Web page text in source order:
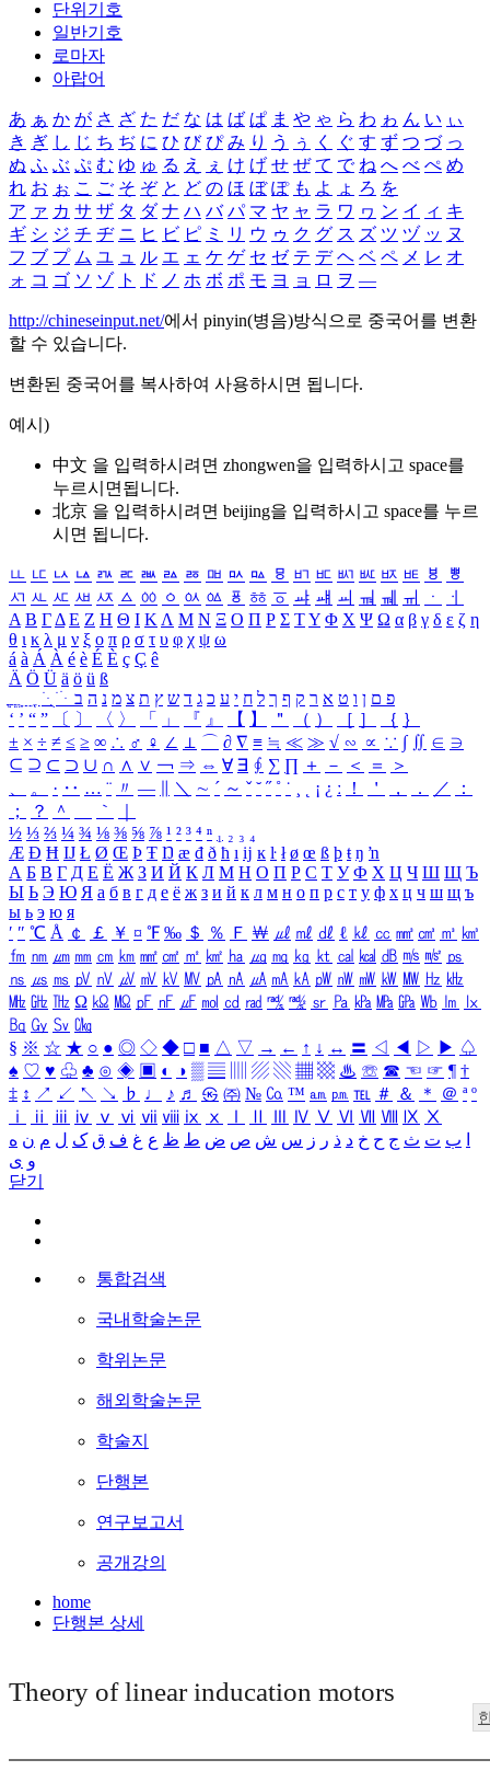
단위기호
일반기호
로마자
아랍어
あ ぁ か が さ ざ た だ な は ば ぱ ま や ゃ ら わ ゎ ん い ぃ
き ぎ し じ ち ぢ に ひ び ぴ み り う ぅ く ぐ す ず つ づ っ
ぬ ふ ぶ ぷ む ゆ ゅ る え ぇ け げ せ ぜ て で ね へ べ ぺ め
れ お ぉ こ ご そ ぞ と ど の ほ ぼ ぽ も よ ょ ろ を
ア ァ カ サ ザ タ ダ ナ ハ バ パ マ ヤ ャ ラ ワ ヮ ン イ ィ キ
ギ シ ジ チ ヂ ニ ヒ ビ ピ ミ リ ウ ゥ ク グ ス ズ ツ ヅ ッ ヌ
フ ブ プ ム ユ ュ ル エ ェ ケ ゲ セ ゼ テ デ ヘ ベ ペ メ レ オ
ォ コ ゴ ソ ゾ ト ド ノ ホ ボ ポ モ ヨ ョ ロ ヲ ―
http://chineseinput.net/에서 pinyin(병음)방식으로 중국어를 변환
할 수 있습니다.
변환된 중국어를 복사하여 사용하시면 됩니다.
예시)
中文 을 입력하시려면 zhongwen을 입력하시고 space를
누르시면됩니다.
北京 을 입력하시려면 beijing을 입력하시고 space를 누르
시면 됩니다.
ㅥ ㅦ ㅧ ㅨ ㅩ ㅪ ㅫ ㅬ ㅭ ㅮ ㅯ ㅰ ㅱ ㅲ ㅳ ㅴ ㅵ ㅶ ㅷ ㅸ
ㅹ
ㅺ ㅻ ㅼ ㅽ ㅾ ㅿ ㆀ ㆁ ㆂ ㆃ ㆄ ㆅ ㆆ ㆇ ㆈ ㆉ ㆊ ㆋ ㆌ ㆍ
ㆎ
Α Β ΓΔ Ε Ζ Η Θ Ι ΚΛ Μ Ν Ξ Ο Π Ρ Σ ΤΥ Φ Χ Ψ Ω α β γ δ ε ζ η
θ ι κ λ μ ν ξ ο π ρ σ τ υ φ χ ψ ω
á à Á À é è É È ç Ç ê
Ä Ö Ü ä ö ü ß
ִֶֹ ֻּ ׁׂ פ ם ן ו ט א ר ק ף ך ל ח י ע כ ג ד ש ץ ת צ מ נ ה ב
‘ ’ “ ” 〔 〕 〈 〉 「 」 『 』 【 】 ＂ （ ） ［ ］ ｛ ｝
± × ÷ ≠ ≤ ≥ ∞ ∴ ♂ ♀ ∠ ⊥ ⌒ ∂ ∇ ≡ ≒ ≪ ≫ √ ∽ ∝ ∵ ∫ ∬ ∈ ∋
⊆ ⊇ ⊂ ⊃ ∪ ∩ ∧ ∨ ￢ ⇒ ⇔ ∀ ∃ ∮ ∑ ∏ ＋ － ＜ ＝
＞
、
。 · ‥ … ¨ 〃 ― ＼ ∼ ´ ～ ˇ ˘ ˝ ˚ ˙ ¸ ¡ ¿ ː ！ ＇ ， ． ／
：
；
？ ＾ ｀
½ ⅓ ⅔ ¼ ¾ ⅛ ⅜ ⅝ ⅞ ¹ ² ³ ⁴ ⁿ ₁ ₂ ₃ ₄
Æ Ð Ħ Ĳ Ł Ø Œ Þ Ŧ Ŋ æ đ ð ħ ı ĳ ĸ ŀ ł ø œ ß þ ŧ ŋ ŉ
А Б В Г Д Е Ё Ж З И Й К Л М Н О П Р С Т У Ф Х Ц Ч Ш Щ Ъ
Ы Ь Э Ю Я а б в г д е ё ж з и й к л м н о п р с т у ф х ц ч ш щ ъ
ы ь э ю я
′ ″ ℃ Å ￠ ￡ ￥ ¤ ℉ ‰ ＄ ％ Ｆ ￦ ㎕ ㎖ ㎗ ℓ ㎘ ㏄ ㎣ ㎤ ㎥ ㎦
㎙ ㎚ ㎛ ㎜ ㎝ ㎞ ㎟ ㎠ ㎡ ㎢ ㏊ ㎍ ㎎ ㎏ ㏏ ㎈ ㎉ ㏈ ㎧ ㎨ ㎰
㎱ ㎲ ㎳ ㎴ ㎵ ㎶ ㎷ ㎸ ㎹ ㎀ ㎁ ㎂ ㎃ ㎄ ㎺ ㎻ ㎽ ㎾ ㎿ ㎐ ㎑
㎒ ㎓ ㎔ Ω ㏀ ㏁ ㎊ ㎋ ㎌ ㏖ ㏅ ㎭ ㎮ ㎯ ㏛ ㎩ ㎪ ㎫ ㎬ ㏝ ㏐
㏓
㏃ ㏉ ㏜ ㏆
§ ※ ☆ ★ ○ ● ◎ ◇ ◆ □ ■ △ ▽ → ← ↑ ↓ ↔ 〓 ◁ ◀ ▷ ▶ ♤
♠ ♡ ♥ ♧ ♣ ⊙ ◈ ▣ ◐ ◑ ▒ ▤ ▨ ▧ ▦ ▩ ♨ ☏ ☎ ☜ ☞ ¶ †
‡ ↕ ↗ ↙ ↖ ↘ ♭ ♩ ♪ ♬ ㉿ ㈜ № ㏇ ™ ㏂ ㏘ ℡ ＃ ＆ ＊ ＠ ª º
ⅰ
ⅱ ⅲ ⅳ ⅴ ⅵ ⅶ ⅷ ⅸ ⅹ Ⅳ Ⅴ Ⅵ Ⅶ Ⅷ Ⅸ Ⅹ
ب ت ث ج ح خ د ذ ر ز س ش ص ض ط ظ ع غ ف ق ک ل م ن ه
و ی
닫기
통합검색
국내학술논문
학위논문
해외학술논문
학술지
단행본
연구보고서
공개강의
home
단행본 상세
Theory of linear inducation motors